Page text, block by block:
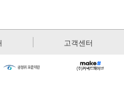
고객센터